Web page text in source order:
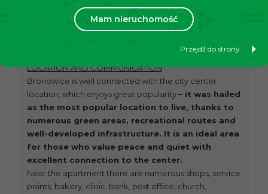
Mam nieruchomość
Przejdź do strony
– Bathroom: bathtub, washing machine, toilet,
– Living room: sofa, wardrobe, folding table, bookcase
LOCATION AND COMMUNICATION
Bronowice is well connected with the city center
location, which enjoys great popularity– it was hailed
as the most popular location to live, thanks to
numerous green areas, recreational routes and
well-developed infrastructure. It is an ideal area
for those who value peace and quiet with
excellent connection to the center.
Near the apartment there are numerous shops, service
points, bakery, clinic, bank, post office, church,